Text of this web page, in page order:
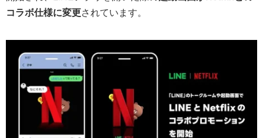
コラボ仕様に変更されています。